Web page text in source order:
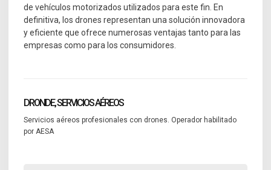
de vehículos motorizados utilizados para este fin. En
definitiva, los drones representan una solución innovadora
y eficiente que ofrece numerosas ventajas tanto para las
empresas como para los consumidores.
DRONDE, SERVICIOS AÉREOS
Servicios aéreos profesionales con drones. Operador habilitado
por AESA